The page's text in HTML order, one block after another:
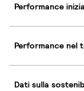
Performance
Performance nel
Dati sulla